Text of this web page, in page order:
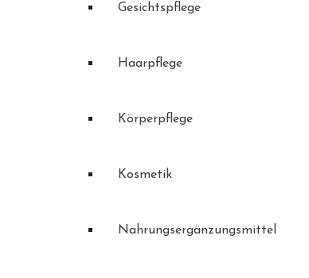
Gesichtspflege
Haarpflege
Körperpflege
Kosmetik
Nahrungsergänzungsmittel